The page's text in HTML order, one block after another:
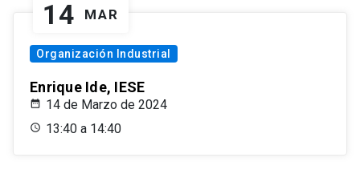
14 MAR
Organización Industrial
Enrique Ide, IESE
14 de Marzo de 2024
13:40 a 14:40